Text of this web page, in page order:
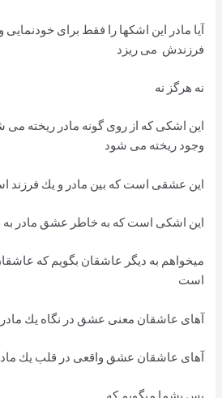
آيا مادر اين اشكها را فقط برای
فرزندش می ريزد
نه هرگز نه
اين اشكی كه از روی گونه مادر ريخته می
وجود ريخته می شود
اين عشقی است كه بين مادر و يك فرزند
اين اشكی است كه به خاطر عشق مادر
میخواهم به دیگر عاشقان بگویم که
است
آهای عاشقان معنی عشق در نگاه يك
آهای عاشقان عشق واقعی در قلب يك